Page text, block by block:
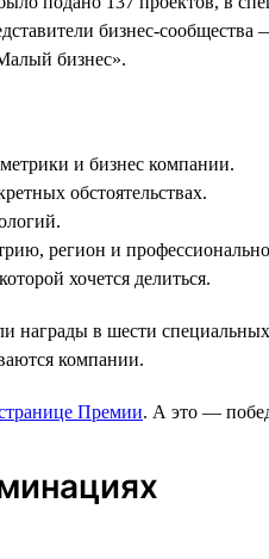
бизнес-
бизнес».
и бизнес компании.
обстоятельствах.
регион и
хочется делиться.
в шести
компании.
Премии. А это —